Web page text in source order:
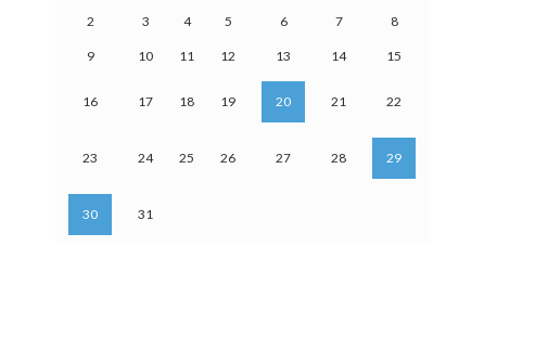
2 3 4 5 6 7 8
9 10 11 12 13 14 15
16 17 18 19 20 21 22
23 24 25 26 27 28 29
30 31